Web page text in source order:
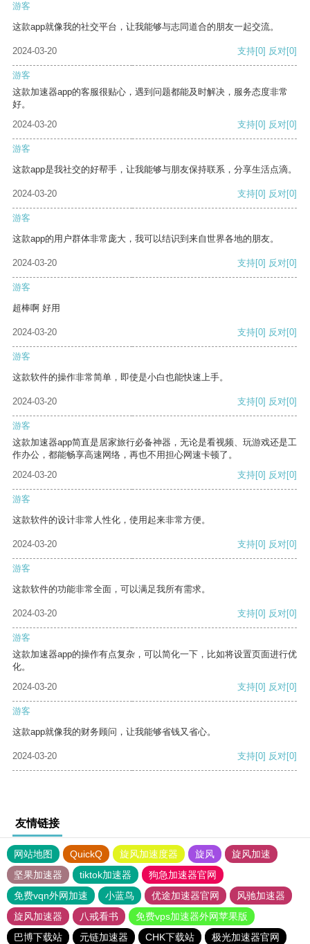
游客
这款app就像我的社交平台，让我能够与志同道合的朋友一起交流。
2024-03-20 支持[0] 反对[0]
游客
这款加速器app的客服很贴心，遇到问题都能及时解决，服务态度非常
好。
2024-03-20
支持[0] 反对[0]
游客
这款app是我社交的好帮手，让我能够与朋友保持联系，分享生活点滴。
2024-03-20 支持[0] 反对[0]
游客
这款app的用户群体非常庞大，我可以结识到来自世界各地的朋友。
2024-03-20 支持[0] 反对[0]
游客
超棒啊 好用
2024-03-20 支持[0] 反对[0]
游客
这款软件的操作非常简单，即使是小白也能快速上手。
2024-03-20 支持[0] 反对[0]
游客
这款加速器app简直是居家旅行必备神器，无论是看视频、玩游戏还是工
作办公，都能畅享高速网络，再也不用担心网速卡顿了。
2024-03-20
支持[0] 反对[0]
游客
这款软件的设计非常人性化，使用起来非常方便。
2024-03-20 支持[0] 反对[0]
游客
这款软件的功能非常全面，可以满足我所有需求。
2024-03-20 支持[0] 反对[0]
游客
这款加速器app的操作有点复杂，可以简化一下，比如将设置页面进行优
化。
2024-03-20
支持[0] 反对[0]
游客
这款app就像我的财务顾问，让我能够省钱又省心。
2024-03-20 支持[0] 反对[0]
友情链接
网站地图 QuickQ 旋风加速度器 旋风
旋风加速
坚果加速器
tiktok加速器
狗急加速器官网
免费vqn外网加速
小蓝鸟 优途加速器官网
风驰加速器
旋风加速器
八戒看书
免费vps加速器外网苹果版
巴博下载站
元链加速器 CHK下载站 极光加速器官网